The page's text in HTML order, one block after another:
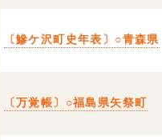
〔鰺ケ沢町史年表〕○青森県
〔万覚帳〕○福島県矢祭町